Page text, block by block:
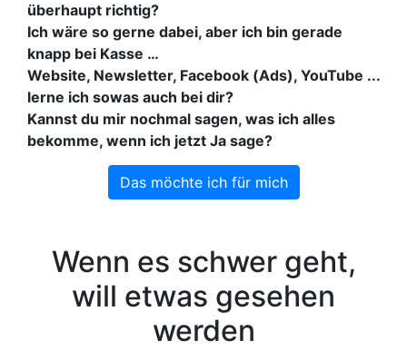
überhaupt richtig?
Ich wäre so gerne dabei, aber ich bin gerade
knapp bei Kasse …
Website, Newsletter, Facebook (Ads), YouTube ...
lerne ich sowas auch bei dir?
Kannst du mir nochmal sagen, was ich alles
bekomme, wenn ich jetzt Ja sage?
Das möchte ich für mich
Wenn es schwer geht,
will etwas gesehen
werden